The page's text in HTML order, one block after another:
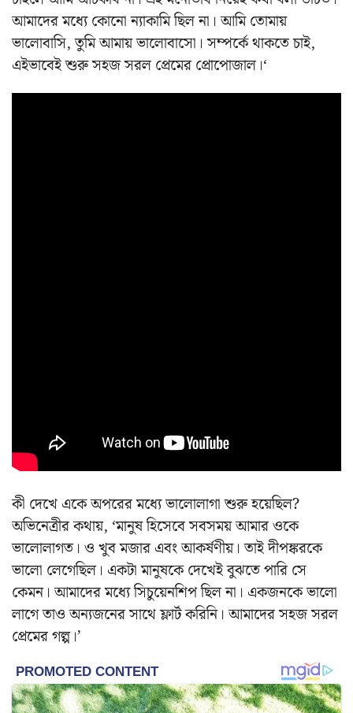
আমাদের মধ্যে কোনো ন্যাকামি ছিল না। আমি তোমায়
ভালোবাসি, তুমি আমায় ভালোবাসো। সম্পর্কে থাকতে চাই,
এইভাবেই শুরু সহজ সরল প্রেমের প্রোপোজাল।‘
কী দেখে একে অপরের মধ্যে ভালোলাগা শুরু হয়েছিল?
অভিনেত্রীর কথায়, ‘মানুষ হিসেবে সবসময় আমার ওকে
ভালোলাগত। ও খুব মজার এবং আকর্ষণীয়। তাই দীপঙ্করকে
ভালো লেগেছিল। একটা মানুষকে দেখেই বুঝতে পারি সে
কেমন। আমাদের মধ্যে সিচুয়েনশিপ ছিল না। একজনকে ভালো
লাগে তাও অন্যজনের সাথে ফ্লার্ট করিনি। আমাদের সহজ সরল
প্রেমের গল্প।’